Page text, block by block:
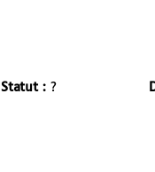
Statut : ?